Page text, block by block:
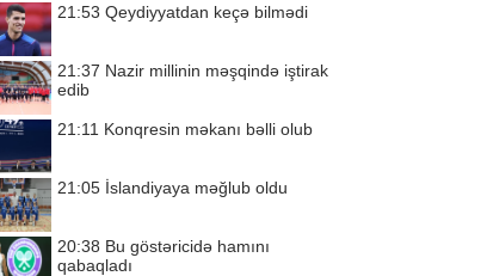
21:53 Qeydiyyatdan keçə bilmədi
21:37 Nazir millinin məşqində iştirak
edib
21:11 Konqresin məkanı bəlli olub
21:05 İslandiyaya məğlub oldu
20:38 Bu göstəricidə hamını
qabaqladı